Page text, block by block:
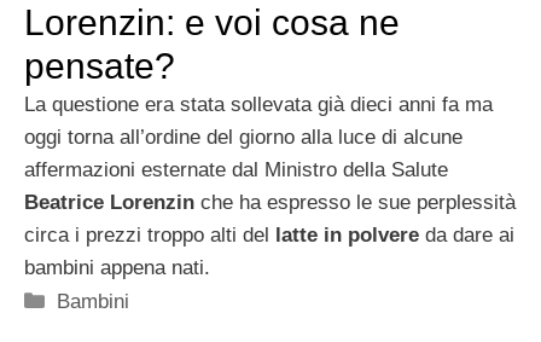
Lorenzin: e voi cosa ne
pensate?
La questione era stata sollevata già dieci anni fa ma
oggi torna all’ordine del giorno alla luce di alcune
affermazioni esternate dal Ministro della Salute
Beatrice Lorenzin che ha espresso le sue perplessità
circa i prezzi troppo alti del latte in polvere da dare ai
bambini appena nati.
Categorie
Bambini